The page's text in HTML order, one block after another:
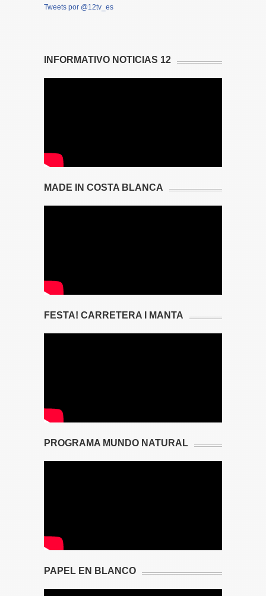
Tweets por @12tv_es
INFORMATIVO NOTICIAS 12
MADE IN COSTA BLANCA
FESTA! CARRETERA I MANTA
PROGRAMA MUNDO NATURAL
PAPEL EN BLANCO